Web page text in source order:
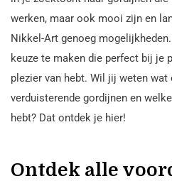
werken, maar ook mooi zijn en
Nikkel-Art genoeg
keuze te maken die perfect bij je
plezier van hebt. Wil jij weten wat
verduisterende gordijnen en
hebt? Dat ontdek je hier!
Ontdek alle